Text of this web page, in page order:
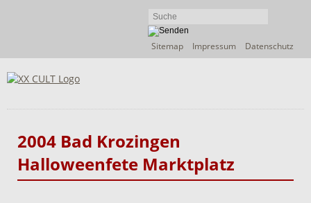
Navigation
Sitemap Impressum Datenschutz
2004 Bad Krozingen
Halloweenfete Marktplatz